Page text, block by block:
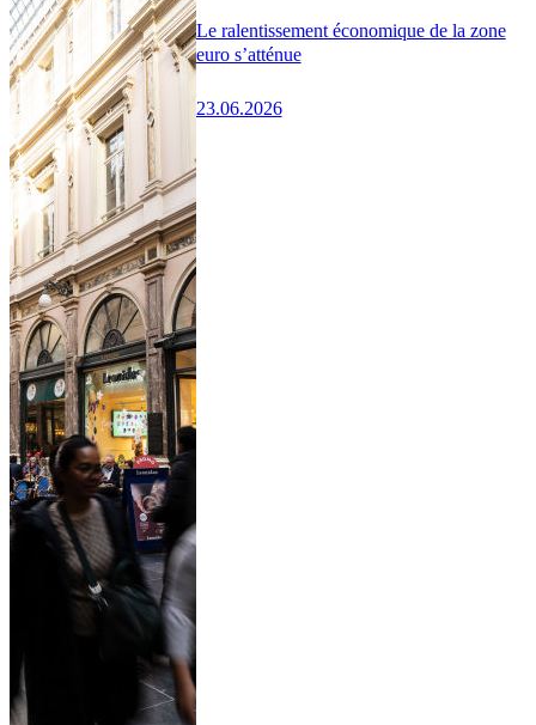
Le ralentissement économique de la zone
euro s’atténue
23.06.2026